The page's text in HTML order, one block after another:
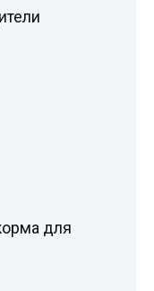
для